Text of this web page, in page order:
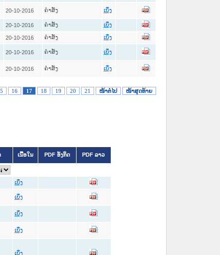
20-10-2016 ຄໍາສັ່ງ ເບິ່ງ
20-10-2016 ຄໍາສັ່ງ ເບິ່ງ
20-10-2016 ຄໍາສັ່ງ ເບິ່ງ
20-10-2016 ຄໍາສັ່ງ ເບິ່ງ
20-10-2016 ຄໍາສັ່ງ ເບິ່ງ
16 17 18 19 20 21 ໜ້າຕໍ່ໄປ ໜ້າສຸດທ້າຍ
ເນື້ອໃນ PDF ອັງກິດ PDF ລາວ
ເບິ່ງ
ເບິ່ງ
ເບິ່ງ
ເບິ່ງ
ເບິ່ງ